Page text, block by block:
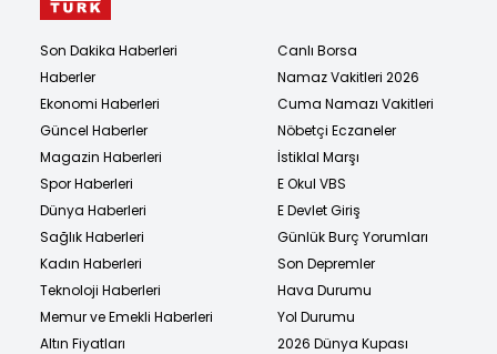
Son Dakika Haberleri
Haberler
Ekonomi Haberleri
Güncel Haberler
Magazin Haberleri
Spor Haberleri
Dünya Haberleri
Sağlık Haberleri
Kadın Haberleri
Teknoloji Haberleri
Memur ve Emekli Haberleri
Altın Fiyatları
Canlı Borsa
Namaz Vakitleri 2026
Cuma Namazı Vakitleri
Nöbetçi Eczaneler
İstiklal Marşı
E Okul VBS
E Devlet Giriş
Günlük Burç Yorumları
Son Depremler
Hava Durumu
Yol Durumu
2026 Dünya Kupası